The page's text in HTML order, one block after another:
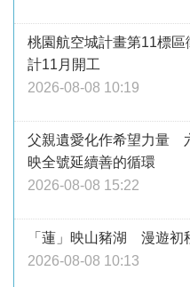
桃園航空城計畫第11標
計11月開工
2026-08-08 10:19
父親遺愛化作希望力量
映全號延續善的循環
2026-08-08 15:22
「蓮」映山豬湖 漫遊初
2026-08-08 10:13